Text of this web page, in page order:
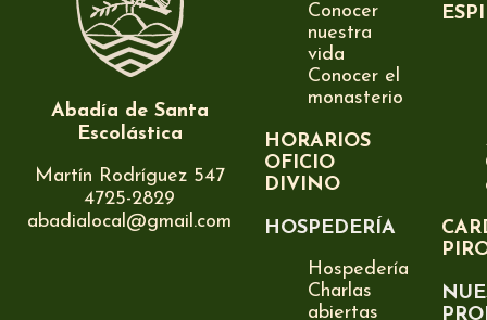
Abadía de Santa
Escolástica
Martín Rodríguez 547
4725-2829
abadialocal@gmail.com
Conocer
nuestra
vida
Conocer el
monasterio
HORARIOS
OFICIO
DIVINO
HOSPEDERÍA
Hospedería
Charlas
abiertas